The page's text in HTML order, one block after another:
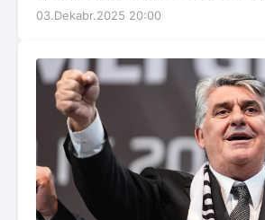
03.Dekabr.2025 20:00